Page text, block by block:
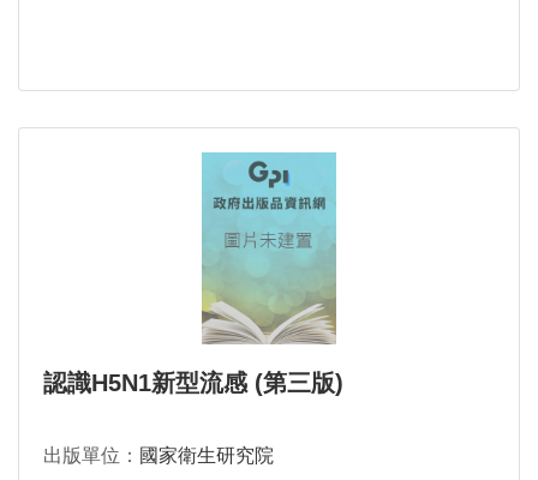
認識H5N1新型流感 (第三版)
出版單位： 國家衛生研究院